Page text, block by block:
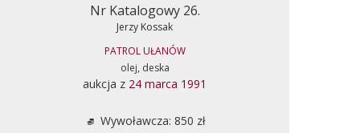
Nr Katalogowy 26.
Jerzy Kossak
PATROL UŁANÓW
olej, deska
aukcja z 24 marca 1991
Wywoławcza: 850 zł